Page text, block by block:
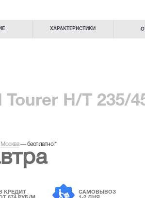
ХАРАКТЕРИСТИКИ
H/T 235/
Москва—бесплатно!*
В КРЕДИТ
САМОВЫВОЗ